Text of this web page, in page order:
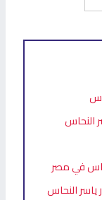
النحاس
في مصر
النحاس